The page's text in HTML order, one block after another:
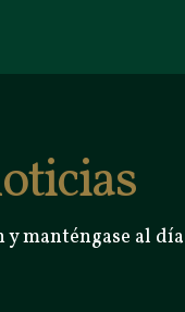
manténgase al